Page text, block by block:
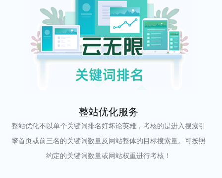
整站优化服务
整站优化不以单个关键词排名好坏论英雄，考核的是进入搜索引
擎首页或前三名的关键词数量及网站整体的目标搜索量。可按照
约定的关键词数量或网站权重进行考核！